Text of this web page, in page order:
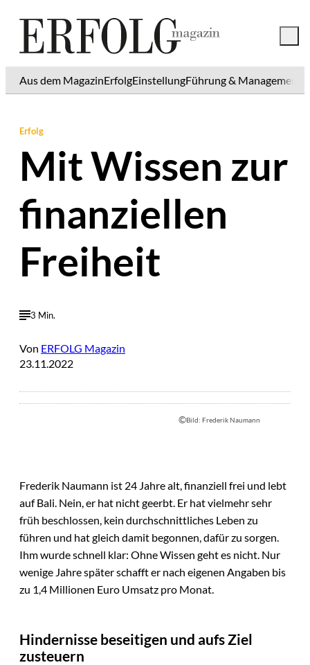
Aus dem MagazinErfolgEinstellungFührung & Management
Erfolg
Mit Wissen zur
finanziellen
Freiheit
3 Min.
Von ERFOLG Magazin
23.11.2022
©Bild: Frederik Naumann
Frederik Naumann ist 24 Jahre alt, finanziell frei und lebt
auf Bali. Nein, er hat nicht geerbt. Er hat vielmehr sehr
früh beschlossen, kein durchschnittliches Leben zu
führen und hat gleich damit begonnen, dafür zu sorgen.
Ihm wurde schnell klar: Ohne Wissen geht es nicht. Nur
wenige Jahre später schafft er nach eigenen Angaben bis
zu 1,4 Millionen Euro Umsatz pro Monat.
Hindernisse beseitigen und aufs Ziel
zusteuern